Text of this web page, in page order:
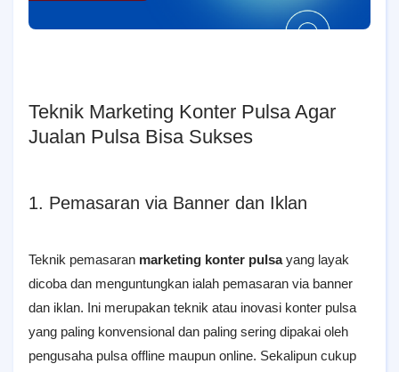
Teknik Marketing Konter Pulsa Agar
Jualan Pulsa Bisa Sukses
1. Pemasaran via Banner dan Iklan
Teknik pemasaran marketing konter pulsayang layak
dicoba dan menguntungkan ialah pemasaran via banner
dan iklan. Ini merupakan teknik atau inovasi konter pulsa
yang paling konvensional dan paling sering dipakai oleh
pengusaha pulsa offline maupun online. Sekalipun cukup